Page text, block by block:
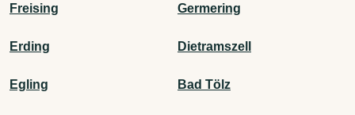
Freising Germering
Erding Dietramszell
Egling Bad Tölz